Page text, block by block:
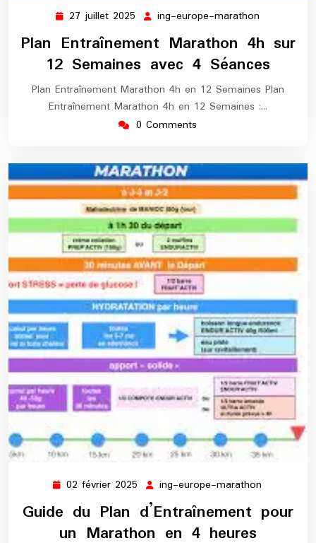
27 juillet 2025 27
juillet
2025
ing-europe-marathon
marathon
Plan Entraînement Marathon 4h sur
12 Semaines avec 4 Séances
Plan Entraînement Marathon 4h en 12 Semaines Plan
Entraînement Marathon 4h en 12 Semaines :…
0 Comments
02 février 2025 02
février
2025
ing-europe-marathon
marathon
Guide du Plan d’Entraînement pour
un Marathon en 4 heures